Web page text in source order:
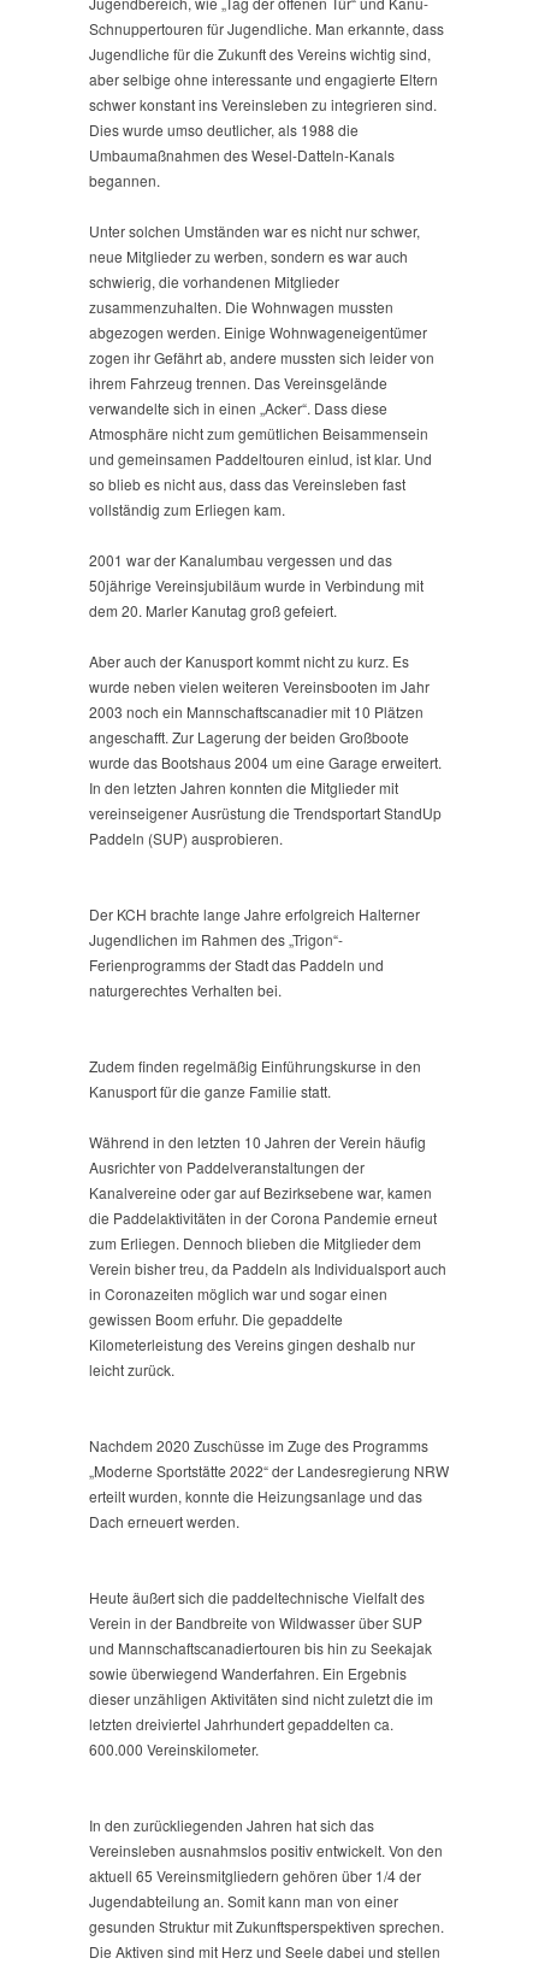
Schnuppertouren für Jugendliche. Man erkannte, dass
Jugendliche für die Zukunft des Vereins wichtig sind,
aber selbige ohne interessante und engagierte Eltern
schwer konstant ins Vereinsleben zu integrieren sind.
Dies wurde umso deutlicher, als 1988 die
Umbaumaßnahmen des Wesel-Datteln-Kanals
begannen.
Unter solchen Umständen war es nicht nur schwer,
neue Mitglieder zu werben, sondern es war auch
schwierig, die vorhandenen Mitglieder
zusammenzuhalten. Die Wohnwagen mussten
abgezogen werden. Einige Wohnwageneigentümer
zogen ihr Gefährt ab, andere mussten sich leider von
ihrem Fahrzeug trennen. Das Vereinsgelände
verwandelte sich in einen „Acker“. Dass diese
Atmosphäre nicht zum gemütlichen Beisammensein
und gemeinsamen Paddeltouren einlud, ist klar. Und
so blieb es nicht aus, dass das Vereinsleben fast
vollständig zum Erliegen kam.
2001 war der Kanalumbau vergessen und das
50jährige Vereinsjubiläum wurde in Verbindung mit
dem 20. Marler Kanutag groß gefeiert.
Aber auch der Kanusport kommt nicht zu kurz. Es
wurde neben vielen weiteren Vereinsbooten im Jahr
2003 noch ein Mannschaftscanadier mit 10 Plätzen
angeschafft. Zur Lagerung der beiden Großboote
wurde das Bootshaus 2004 um eine Garage erweitert.
In den letzten Jahren konnten die Mitglieder mit
vereinseigener Ausrüstung die Trendsportart StandUp
Paddeln (SUP) ausprobieren.
Der KCH brachte lange Jahre erfolgreich Halterner
Jugendlichen im Rahmen des „Trigon“-
Ferienprogramms der Stadt das Paddeln und
naturgerechtes Verhalten bei.
Zudem finden regelmäßig Einführungskurse in den
Kanusport für die ganze Familie statt.
Während in den letzten 10 Jahren der Verein häufig
Ausrichter von Paddelveranstaltungen der
Kanalvereine oder gar auf Bezirksebene war, kamen
die Paddelaktivitäten in der Corona Pandemie erneut
zum Erliegen. Dennoch blieben die Mitglieder dem
Verein bisher treu, da Paddeln als Individualsport auch
in Coronazeiten möglich war und sogar einen
gewissen Boom erfuhr. Die gepaddelte
Kilometerleistung des Vereins gingen deshalb nur
leicht zurück.
Nachdem 2020 Zuschüsse im Zuge des Programms
„Moderne Sportstätte 2022“ der Landesregierung NRW
erteilt wurden, konnte die Heizungsanlage und das
Dach erneuert werden.
Heute äußert sich die paddeltechnische Vielfalt des
Verein in der Bandbreite von Wildwasser über SUP
und Mannschaftscanadiertouren bis hin zu Seekajak
sowie überwiegend Wanderfahren. Ein Ergebnis
dieser unzähligen Aktivitäten sind nicht zuletzt die im
letzten dreiviertel Jahrhundert gepaddelten ca.
600.000 Vereinskilometer.
In den zurückliegenden Jahren hat sich das
Vereinsleben ausnahmslos positiv entwickelt. Von den
aktuell 65 Vereinsmitgliedern gehören über 1/4 der
Jugendabteilung an. Somit kann man von einer
gesunden Struktur mit Zukunftsperspektiven sprechen.
Die Aktiven sind mit Herz und Seele dabei und stellen